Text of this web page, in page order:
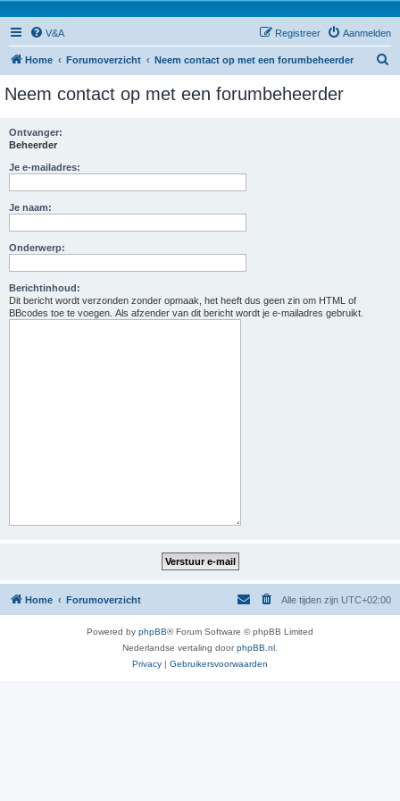
V&A Aanmelden
Registreer
Home Forumoverzicht Neem contact op met een forumbeheerder
Neem contact op met een forumbeheerder
Ontvanger:
Beheerder
Je e-mailadres:
Je naam:
Onderwerp:
Berichtinhoud:
Dit bericht wordt verzonden zonder opmaak, het heeft dus geen zin om HTML of
BBcodes toe te voegen. Als afzender van dit bericht wordt je e-mailadres gebruikt.
Home Forumoverzicht Alle tijden zijn UTC+02:00
Powered by phpBB® Forum Software © phpBB Limited
Nederlandse vertaling doorphpBB.nl
Privacy | Gebruikersvoorwaarden